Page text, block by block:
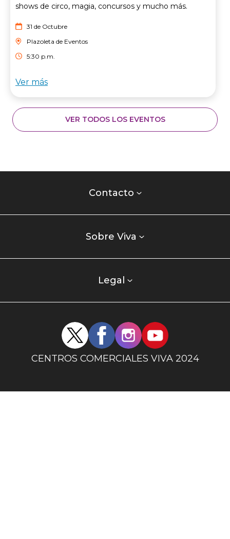
shows de circo, magia, concursos y mucho más.
31 de Octubre
Plazoleta de Eventos
5:30 p.m.
Ver más
VER TODOS LOS EVENTOS
Contacto
Sobre Viva
Legal
centroCENTROS COMERCIALES VIVA 2024